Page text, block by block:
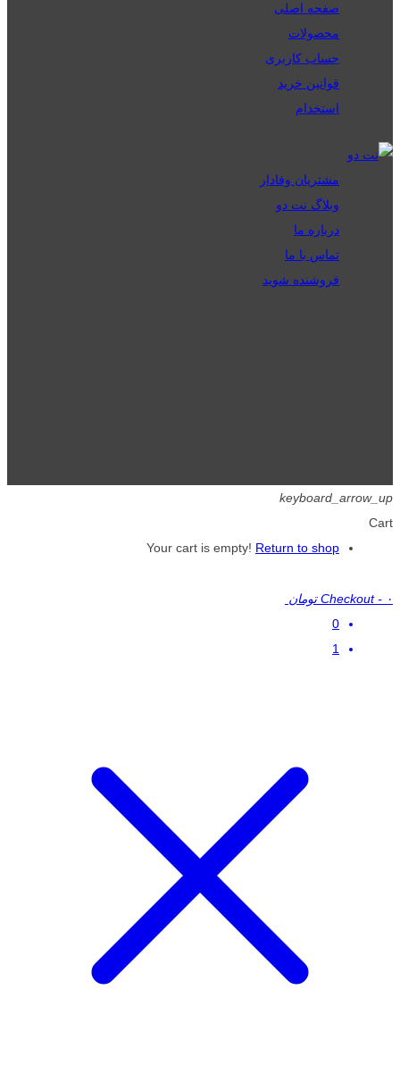
صفحه اصلی
محصولات
حساب کاربری
قوانین خرید
استخدام
مشتریان وفادار
وبلاگ نت دو
درباره ما
تماس با ما
فروشنده شوید
keyboard_arrow_up
Cart
Your cart is empty! Return to shop
Checkout - ۰ تومان
0
1